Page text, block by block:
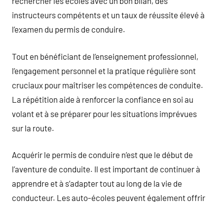
instructeurs compétents et un taux de réussite élevé à
l’examen du permis de conduire.
Tout en bénéficiant de l’enseignement professionnel,
l’engagement personnel et la pratique régulière sont
cruciaux pour maîtriser les compétences de conduite.
La répétition aide à renforcer la confiance en soi au
volant et à se préparer pour les situations imprévues
sur la route.
Acquérir le permis de conduire n’est que le début de
l’aventure de conduite. Il est important de continuer à
apprendre et à s’adapter tout au long de la vie de
conducteur. Les auto-écoles peuvent également offrir